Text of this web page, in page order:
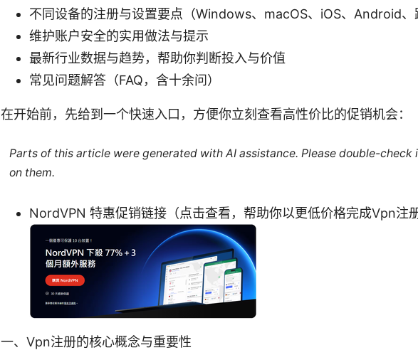
不同设备的注册与设置要点（Windows、macOS、iOS、Android、
维护账户安全的实用做法与提示
最新行业数据与趋势，帮助你判断投入与价值
常见问题解答（FAQ，含十余问）
在开始前，先给到一个快速入口，方便你立刻查看高性价比的促销机会：
Parts of this article were generated with AI assistance. Please double-
on them.
NordVPN 特惠促销链接（点击查看，帮助你以更低价格完成Vpn注册
一、Vpn注册的核心概念与重要性